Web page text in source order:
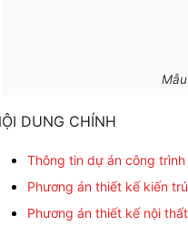
DUNG CHÍNH
Thông tin dự án công trình
Phương án thiết kế kiến
Phương án thiết kế nội